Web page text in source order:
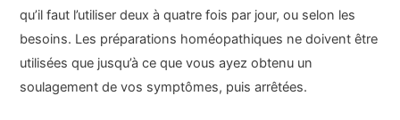
qu’il faut l’utiliser deux à quatre fois par jour, ou selon les
besoins. Les préparations homéopathiques ne doivent être
utilisées que jusqu’à ce que vous ayez obtenu un
soulagement de vos symptômes, puis arrêtées.